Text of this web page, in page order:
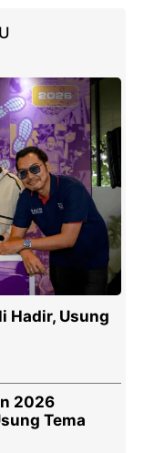
Hadir, Usung
2026
Tema